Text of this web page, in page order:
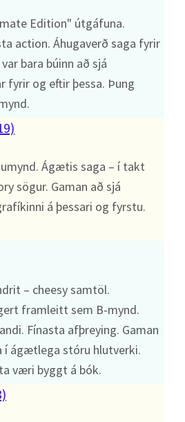
Edition" útgáfuna.
action. Áhugaverð saga fyrir
bara búinn að sjá
fyrir og eftir þessa. Þung
Ágætis saga – í takt
sögur. Gaman að sjá
á þessari og fyrstu.
– cheesy samtöl.
framleitt sem B-mynd.
Fínasta afþreying. Gaman
í ágætlega stóru hlutverki.
væri byggt á bók.